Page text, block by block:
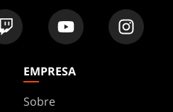
EMPRESA
Sobre